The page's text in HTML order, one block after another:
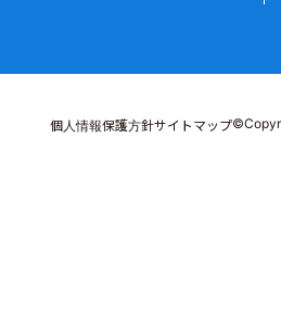
個人情報保護方針サイトマップ